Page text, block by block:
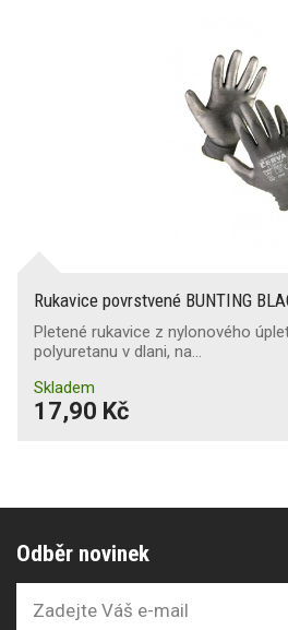
Rukavice povrstvené BUNTING
Pletené rukavice z nylonového
polyuretanu v dlani, na…
Skladem
17,90 Kč
Odběr novinek